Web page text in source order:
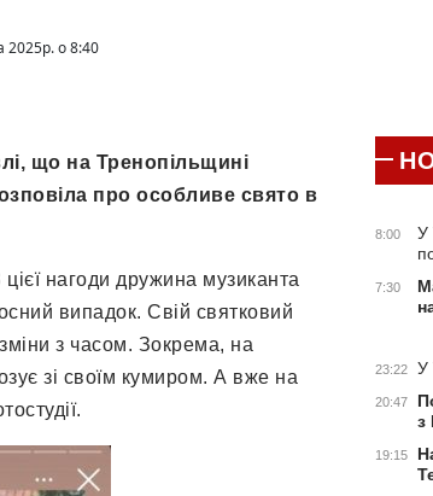
2025р. о 8:40
що на Тренопільщині
про особливе свято в
нагоди дружина музиканта
випадок. Свій святковий
з часом. Зокрема, на
зі своїм кумиром. А вже на
8:00
У
7:30
23:22 У
20:47
з
19:15